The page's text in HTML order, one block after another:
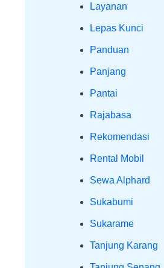
Layanan
Lepas Kunci
Panduan
Panjang
Pantai
Rajabasa
Rekomendasi
Rental Mobil
Sewa Alphard
Sukabumi
Sukarame
Tanjung Karang